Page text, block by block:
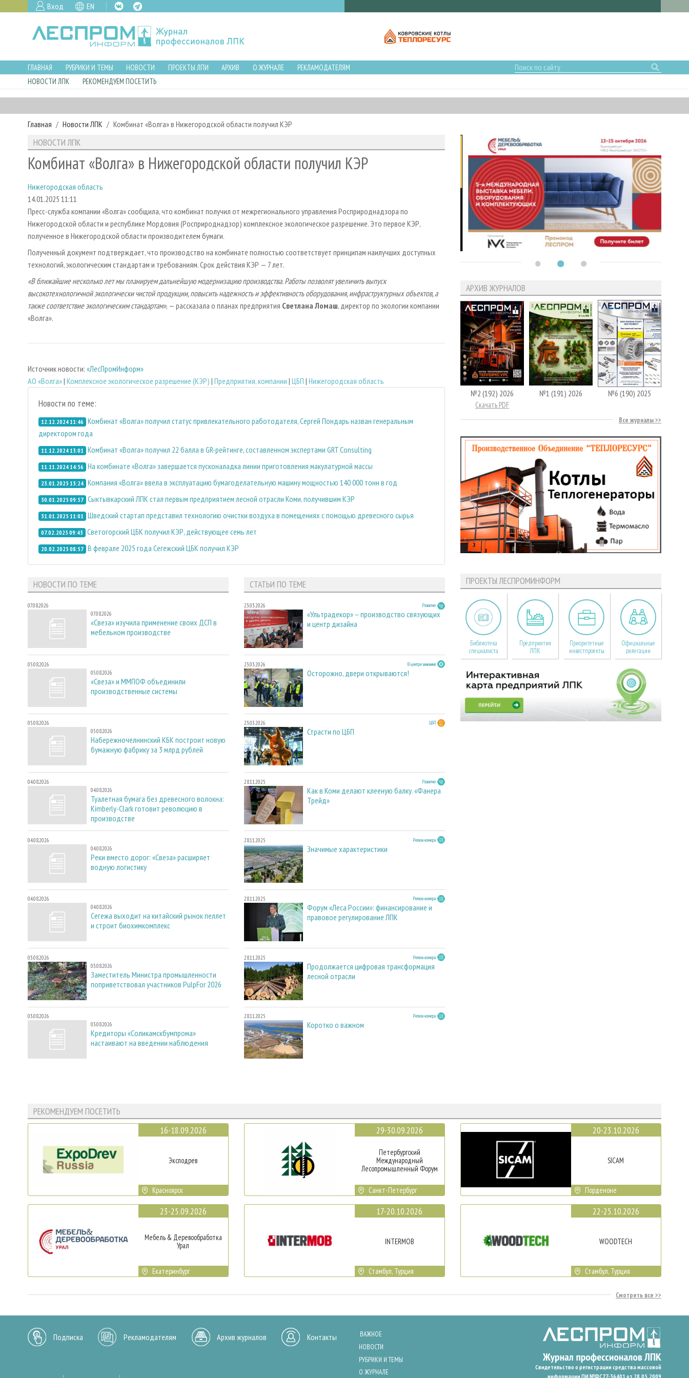
Вход EN
ГЛАВНАЯ РУБРИКИ И ТЕМЫ НОВОСТИ ПРОЕКТЫ ЛПИ АРХИВ О ЖУРНАЛЕ
РЕКЛАМОДАТЕЛЯМ
НОВОСТИ ЛПК
РЕКОМЕНДУЕМ ПОСЕТИТЬ
Главная Новости ЛПК Комбинат «Волга» в Нижегородской области получил КЭР
НОВОСТИ ЛПК
Комбинат «Волга» в Нижегородской области получил КЭР
Нижегородская область
14.01.2025 11:11
Пресс-служба компании «Волга» сообщила, что комбинат получил от межрегионального управления Росприроднадзора по
Нижегородской области и республике Мордовия (Росприроднадзор) комплексное экологическое разрешение. Это первое КЭР,
полученное в Нижегородской области производителем бумаги.
Полученный документ подтверждает, что производство на комбинате полностью соответствует принципам наилучших доступных
технологий, экологическим стандартам и требованиям. Срок действия КЭР — 7 лет.
«В ближайшие несколько лет мы планируем дальнейшую модернизацию производства. Работы позволят увеличить выпуск
высокотехнологичной экологически чистой продукции, повысить надежность и эффективность оборудования, инфраструктурных объектов, а
также соответствие экологическим стандартам», — рассказала о планах предприятия Светлана Ломаш, директор по экологии компании
«Волга».
Источник новости: «ЛесПромИнформ»
АО «Волга»| Комплексное экологическое разрешение (КЭР) | Предприятия, компании | ЦБП | Нижегородская область
Новости по теме:
12.12.2024 11:46 Комбинат «Волга» получил статус привлекательного работодателя, Сергей Пондарь назван генеральным
директором года
11.12.2024 13:01 Комбинат «Волга» получил 22 балла в GR-рейтинге, составленном экспертами GRT Consulting
11.11.2024 14:56 На комбинате «Волга» завершается пусконаладка линии приготовления макулатурной массы
23.01.2025 13:24 Компания «Волга» ввела в эксплуатацию бумагоделательную машину мощностью 140 000 тонн в год
30.01.2025 09:57 Сыктывкарский ЛПК стал первым предприятием лесной отрасли Коми, получившим КЭР
31.01.2025 11:01 Шведский стартап представил технологию очистки воздуха в помещениях с помощью древесного сырья
07.02.2025 09:43 Светогорский ЦБК получил КЭР, действующее семь лет
20.02.2025 08:57 В феврале 2025 года Сегежский ЦБК получил КЭР
НОВОСТИ ПО ТЕМЕ
07.08.2026
07.08.2026
«Свеза» изучила применение своих ДСП в
мебельном производстве
05.08.2026
05.08.2026
«Свеза» и ММПОФ объединили
производственные системы
05.08.2026
05.08.2026
Набережночелнинский КБК построит новую
бумажную фабрику за 3 млрд рублей
04.08.2026
04.08.2026
Туалетная бумага без древесного волокна:
Kimberly-Clark готовит революцию в
производстве
04.08.2026
04.08.2026
Реки вместо дорог: «Свеза» расширяет
водную логистику
04.08.2026
04.08.2026
Сегежа выходит на китайский рынок пеллет
и строит биохимкомплекс
03.08.2026
03.08.2026
Заместитель Министра промышленности
поприветствовал участников PulpFor 2026
03.08.2026
03.08.2026
Кредиторы «Соликамскбумпрома»
настаивают на введении наблюдения
СТАТЬИ ПО ТЕМЕ
23.03.2026 Развитие
«Ультрадекор» – производство связующих
и центр дизайна
23.03.2026 В центре внимания
Осторожно, двери открываются!
23.03.2026 ЦБП
Страсти по ЦБП
28.11.2025 Развитие
Как в Коми делают клееную балку. «Фанера
Трейд»
28.11.2025 Регион номера
Значимые характеристики
28.11.2025 Регион номера
Форум «Леса России»: финансирование и
правовое регулирование ЛПК
28.11.2025 Регион номера
Продолжается цифровая трансформация
лесной отрасли
28.11.2025 Регион номера
Коротко о важном
АРХИВ ЖУРНАЛОВ
№2 (192) 2026
Скачать PDF
№1 (191) 2026 №6 (190) 2025
Все журналы
ПРОЕКТЫ ЛЕСПРОМИНФОРМ
Библиотека
специалиста
Предприятия
ЛПК
Приоритетные
инвестпроекты
Официальные
делегации
РЕКОМЕНДУЕМ ПОСЕТИТЬ
16-18.09.2026
Эксподрев
Красноярск
23-25.09.2026
Мебель & Деревообработка
Урал
Екатеринбург
29-30.09.2026
Петербургский
Международный
Лесопромышленный Форум
Санкт-Петербург
17-20.10.2026
INTERMOB
Стамбул, Турция
20-23.10.2026
SICAM
Порденоне
22-25.10.2026
WOODTECH
Стамбул, Турция
Смотреть все
Подписка Рекламодателям Архив журналов Контакты
ВАЖНОЕ
НОВОСТИ
РУБРИКИ И ТЕМЫ
О ЖУРНАЛЕ
Свидетельство о регистрации средства массовой
информации ПИ №ФС77-36401 от 28.05.2009